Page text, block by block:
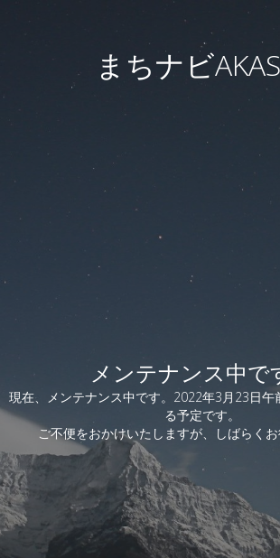
まちナビ
メンテナンス中で
現在、メンテナンス中です。2022年3月23日午
る予定です。
ご不便をおかけいたしますが、しばらくお